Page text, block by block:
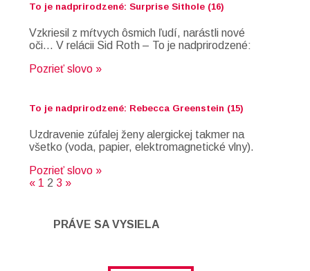
To je nadprirodzené: Surprise Sithole (16)
Vzkriesil z mŕtvych ôsmich ľudí, narástli nové
oči… V relácii Sid Roth – To je nadprirodzené:
Pozrieť slovo »
To je nadprirodzené: Rebecca Greenstein (15)
Uzdravenie zúfalej ženy alergickej takmer na
všetko (voda, papier, elektromagnetické vlny).
Pozrieť slovo »
« 1 2 3 »
PRÁVE SA VYSIELA